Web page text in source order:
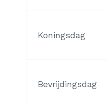
Koningsdag
Bevrijdingsdag